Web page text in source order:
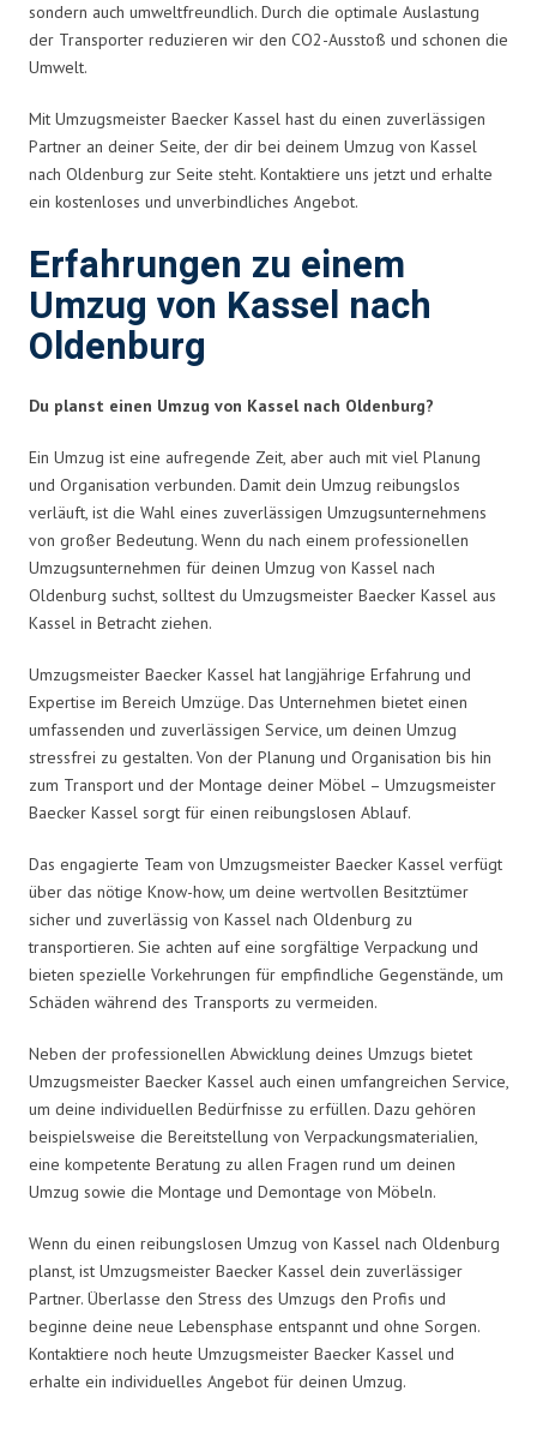
sondern auch umweltfreundlich. Durch die optimale Auslastung
der Transporter reduzieren wir den CO2-Ausstoß und schonen die
Umwelt.
Mit Umzugsmeister Baecker Kassel hast du einen zuverlässigen
Partner an deiner Seite, der dir bei deinem Umzug von Kassel
nach Oldenburg zur Seite steht. Kontaktiere uns jetzt und erhalte
ein kostenloses und unverbindliches Angebot.
Erfahrungen zu einem
Umzug von Kassel nach
Oldenburg
Du planst einen Umzug von Kassel nach Oldenburg?
Ein Umzug ist eine aufregende Zeit, aber auch mit viel Planung
und Organisation verbunden. Damit dein Umzug reibungslos
verläuft, ist die Wahl eines zuverlässigen Umzugsunternehmens
von großer Bedeutung. Wenn du nach einem professionellen
Umzugsunternehmen für deinen Umzug von Kassel nach
Oldenburg suchst, solltest du Umzugsmeister Baecker Kassel aus
Kassel in Betracht ziehen.
Umzugsmeister Baecker Kassel hat langjährige Erfahrung und
Expertise im Bereich Umzüge. Das Unternehmen bietet einen
umfassenden und zuverlässigen Service, um deinen Umzug
stressfrei zu gestalten. Von der Planung und Organisation bis hin
zum Transport und der Montage deiner Möbel – Umzugsmeister
Baecker Kassel sorgt für einen reibungslosen Ablauf.
Das engagierte Team von Umzugsmeister Baecker Kassel verfügt
über das nötige Know-how, um deine wertvollen Besitztümer
sicher und zuverlässig von Kassel nach Oldenburg zu
transportieren. Sie achten auf eine sorgfältige Verpackung und
bieten spezielle Vorkehrungen für empfindliche Gegenstände, um
Schäden während des Transports zu vermeiden.
Neben der professionellen Abwicklung deines Umzugs bietet
Umzugsmeister Baecker Kassel auch einen umfangreichen Service,
um deine individuellen Bedürfnisse zu erfüllen. Dazu gehören
beispielsweise die Bereitstellung von Verpackungsmaterialien,
eine kompetente Beratung zu allen Fragen rund um deinen
Umzug sowie die Montage und Demontage von Möbeln.
Wenn du einen reibungslosen Umzug von Kassel nach Oldenburg
planst, ist Umzugsmeister Baecker Kassel dein zuverlässiger
Partner. Überlasse den Stress des Umzugs den Profis und
beginne deine neue Lebensphase entspannt und ohne Sorgen.
Kontaktiere noch heute Umzugsmeister Baecker Kassel und
erhalte ein individuelles Angebot für deinen Umzug.